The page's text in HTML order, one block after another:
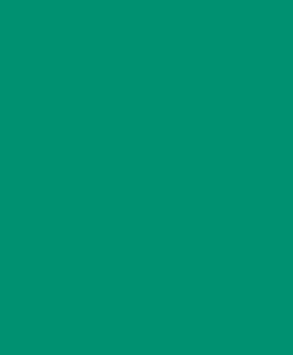
wird durch ein
entbunden.
der Patientin